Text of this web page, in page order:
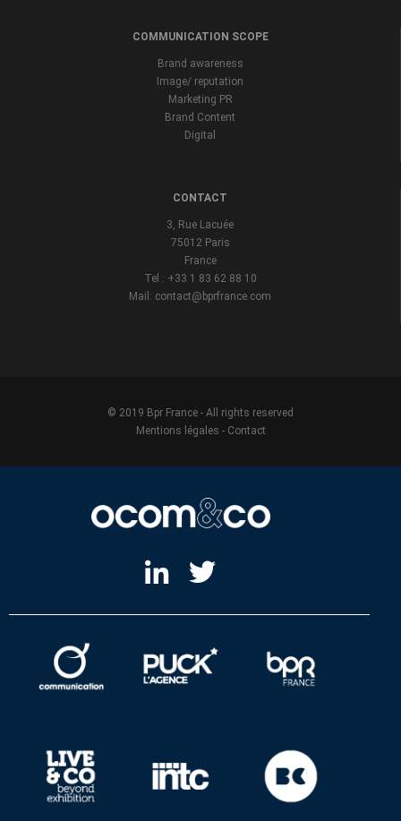
COMMUNICATION SCOPE
Brand awareness
Image/ reputation
Marketing PR
Brand Content
Digital
CONTACT
3, Rue Lacuée
75012 Paris
France
Tel : +33 1 83 62 88 10
Mail: contact@bprfrance.com
© 2019 Bpr France - All rights reserved
Mentions légales - Contact